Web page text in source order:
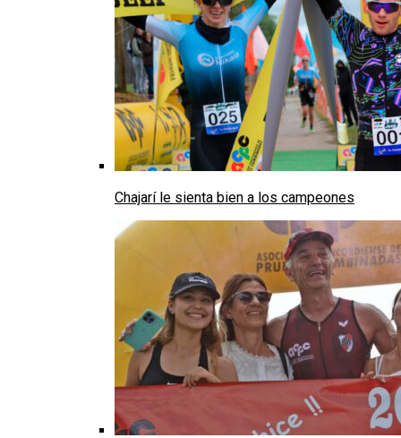
Chajarí le sienta bien a los campeones